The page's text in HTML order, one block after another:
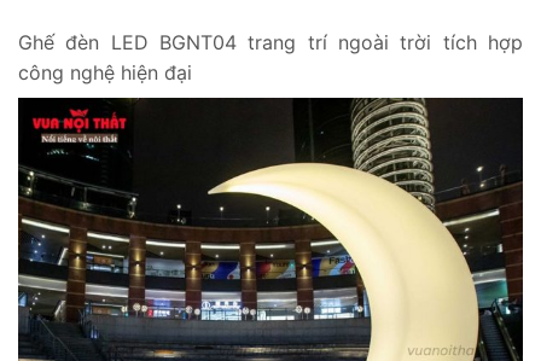
Ghế đèn LED BGNT04 trang trí ngoài trời tích hợp
công nghệ hiện đại